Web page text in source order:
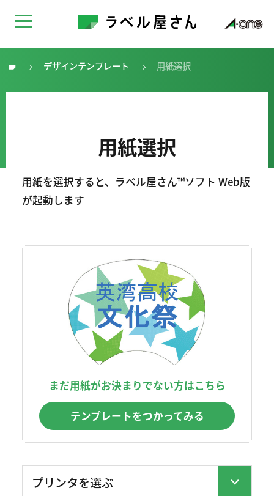
トップ デザインテンプレート 用紙選択
用紙選択
用紙を選択すると、ラベル屋さん™ソフト Web版
が起動します
まだ用紙がお決まりでない方はこちら
テンプレートをつかってみる